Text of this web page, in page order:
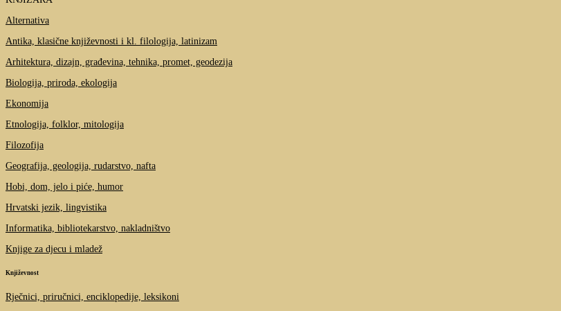
Alternativa
Antika, klasične književnosti i kl. filologija, latinizam
Arhitektura, dizajn, građevina, tehnika, promet, geodezija
Biologija, priroda, ekologija
Ekonomija
Etnologija, folklor, mitologija
Filozofija
Geografija, geologija, rudarstvo, nafta
Hobi, dom, jelo i piće, humor
Hrvatski jezik, lingvistika
Informatika, bibliotekarstvo, nakladništvo
Knjige za djecu i mladež
Književnost
Rječnici, priručnici, enciklopedije, leksikoni